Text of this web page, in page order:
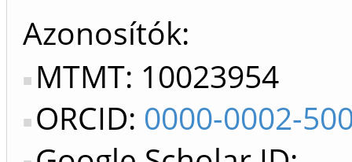
Azonosítók
MTMT: 10023954
ORCID: 0000-0002-